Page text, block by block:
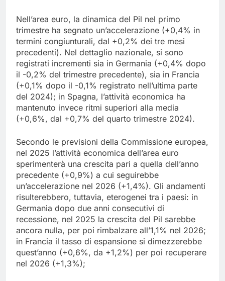
Nell’area euro, la dinamica del Pil nel primo
trimestre ha segnato un’accelerazione (+0,4% in
termini congiunturali, dal +0,2% dei tre mesi
precedenti). Nel dettaglio nazionale, si sono
registrati incrementi sia in Germania (+0,4% dopo
il -0,2% del trimestre precedente), sia in Francia
(+0,1% dopo il -0,1% registrato nell’ultima parte
del 2024); in Spagna, l’attività economica ha
mantenuto invece ritmi superiori alla media
(+0,6%, dal +0,7% del quarto trimestre 2024).
Secondo le previsioni della Commissione europea,
nel 2025 l’attività economica dell’area euro
sperimenterà una crescita pari a quella dell’anno
precedente (+0,9%) a cui seguirebbe
un’accelerazione nel 2026 (+1,4%). Gli andamenti
risulterebbero, tuttavia, eterogenei tra i paesi: in
Germania dopo due anni consecutivi di
recessione, nel 2025 la crescita del Pil sarebbe
ancora nulla, per poi rimbalzare all’1,1% nel 2026;
in Francia il tasso di espansione si dimezzerebbe
quest’anno (+0,6%, da +1,2%) per poi recuperare
nel 2026 (+1,3%);